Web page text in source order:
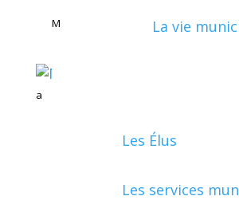
a
M La vie
Les Élus
Les services